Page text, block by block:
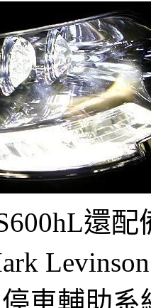
還
車輔助